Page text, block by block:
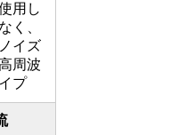
用し
く、
イズ
周波
プ